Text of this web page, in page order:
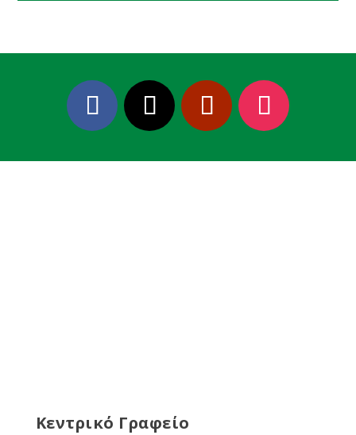
Κεντρικό Γραφείο